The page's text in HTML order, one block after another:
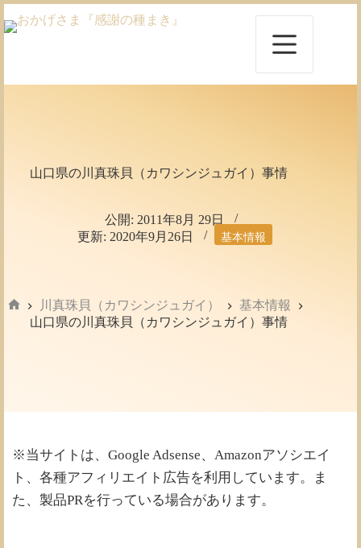
ン
山口県の川真珠貝（カワシンジュガイ）事情
公開: 2011年8月 29日
更新: 2020年9月26日 基本情報
川真珠貝（カワシンジュガイ）
基本情報
山口県の川真珠貝（カワシンジュガイ）事情
※当サイトは、Google Adsense、Amazonアソシエイ
ト、各種アフィリエイト広告を利用しています。ま
た、製品PRを行っている場合があります。